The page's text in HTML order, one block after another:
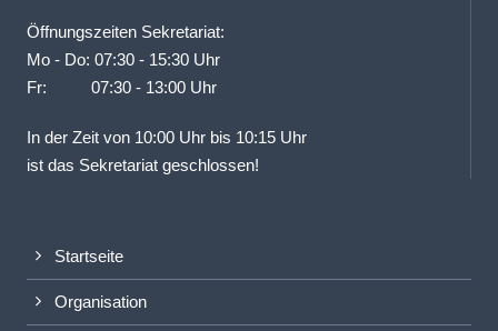
Öffnungszeiten Sekretariat:
Mo - Do: 07:30 - 15:30 Uhr
Fr: 07:30 - 13:00 Uhr
In der Zeit von 10:00 Uhr bis 10:15 Uhr
ist das Sekretariat geschlossen!
Startseite
Organisation